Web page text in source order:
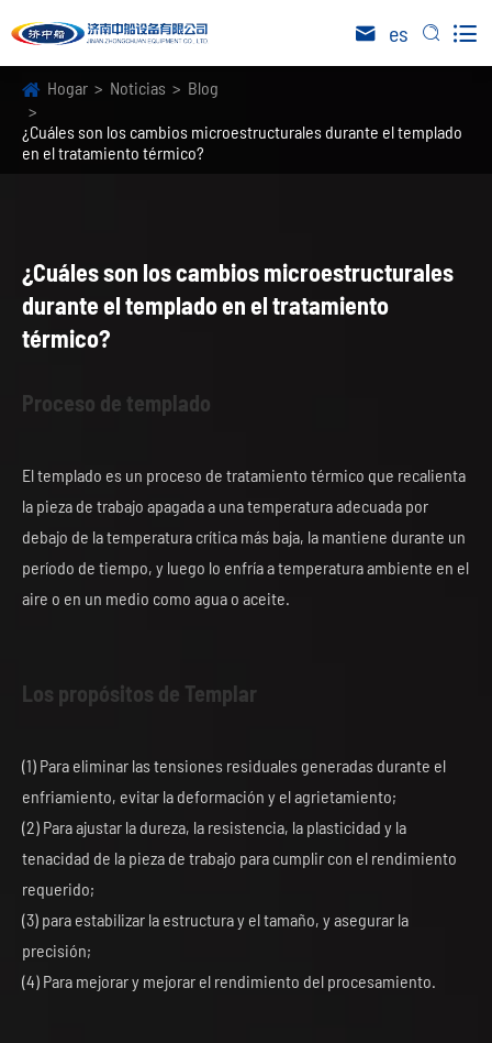
 es  
Hogar Noticias Blog
¿Cuáles son los cambios microestructurales durante el templado
en el tratamiento térmico?
¿Cuáles son los cambios microestructurales
durante el templado en el tratamiento
térmico?
Proceso de templado
El templado es un proceso de tratamiento térmico que recalienta
la pieza de trabajo apagada a una temperatura adecuada por
debajo de la temperatura crítica más baja, la mantiene durante un
período de tiempo, y luego lo enfría a temperatura ambiente en el
aire o en un medio como agua o aceite.
Los propósitos de Templar
(1) Para eliminar las tensiones residuales generadas durante el
enfriamiento, evitar la deformación y el agrietamiento;
(2) Para ajustar la dureza, la resistencia, la plasticidad y la
tenacidad de la pieza de trabajo para cumplir con el rendimiento
requerido;
(3) para estabilizar la estructura y el tamaño, y asegurar la
precisión;
(4) Para mejorar y mejorar el rendimiento del procesamiento.